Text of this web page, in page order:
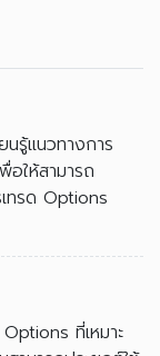
รู้แนวทางการ
อให้สามารถ
ทรด Options
ที่เหมาะ